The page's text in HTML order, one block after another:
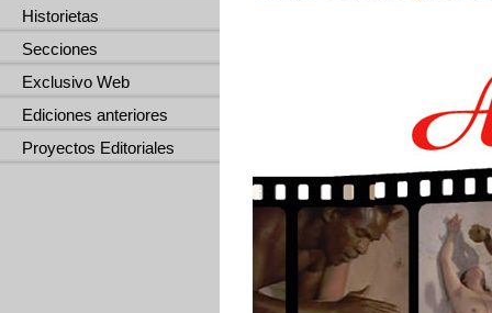
Historietas
Secciones
Exclusivo Web
Ediciones anteriores
Proyectos Editoriales